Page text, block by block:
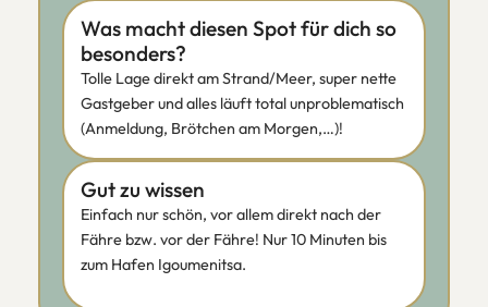
Was macht diesen Spot für dich so
besonders?
Tolle Lage direkt am Strand/Meer, super nette
Gastgeber und alles läuft total unproblematisch
(Anmeldung, Brötchen am Morgen,…)!
Gut zu wissen
Einfach nur schön, vor allem direkt nach der
Fähre bzw. vor der Fähre! Nur 10 Minuten bis
zum Hafen Igoumenitsa.